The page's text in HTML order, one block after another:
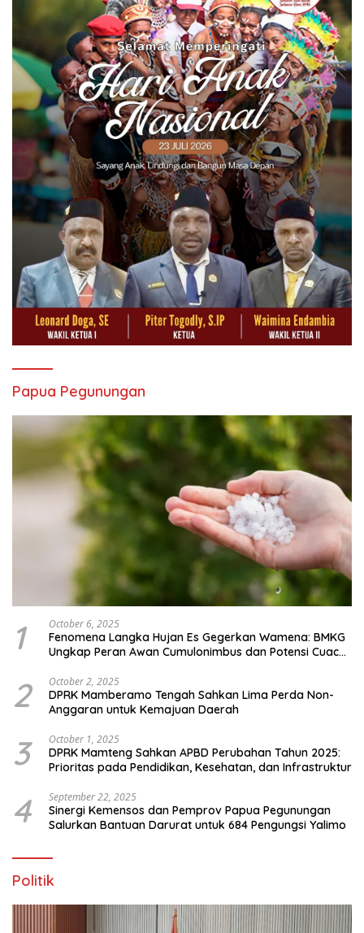
Papua Pegunungan
1 October 6, 2025
Fenomena Langka Hujan Es Gegerkan Wamena: BMKG
Ungkap Peran Awan Cumulonimbus dan Potensi Cuaca
2 October 2, 2025
DPRK Mamberamo Tengah Sahkan Lima Perda Non-
Anggaran untuk Kemajuan Daerah
3 October 1, 2025
DPRK Mamteng Sahkan APBD Perubahan Tahun 2025:
Prioritas pada Pendidikan, Kesehatan, dan Infrastruktur
4 September 22, 2025
Sinergi Kemensos dan Pemprov Papua Pegunungan
Salurkan Bantuan Darurat untuk 684 Pengungsi Yalimo
Politik